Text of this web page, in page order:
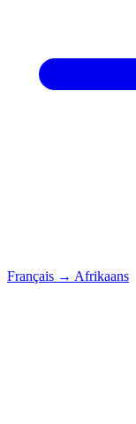
Français → Afrikaans